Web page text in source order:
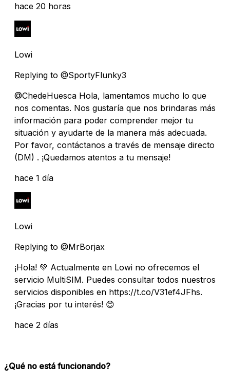
hace 20 horas
Lowi
Replying to @SportyFlunky3
@ChedeHuesca Hola, lamentamos mucho lo que
nos comentas. Nos gustaría que nos brindaras más
información para poder comprender mejor tu
situación y ayudarte de la manera más adecuada.
Por favor, contáctanos a través de mensaje directo
(DM) . ¡Quedamos atentos a tu mensaje!
hace 1 día
Lowi
Replying to @MrBorjax
¡Hola! 💚 Actualmente en Lowi no ofrecemos el
servicio MultiSIM. Puedes consultar todos nuestros
servicios disponibles en https://t.co/V31ef4JFhs.
¡Gracias por tu interés! 😊
hace 2 días
¿Qué no está funcionando?